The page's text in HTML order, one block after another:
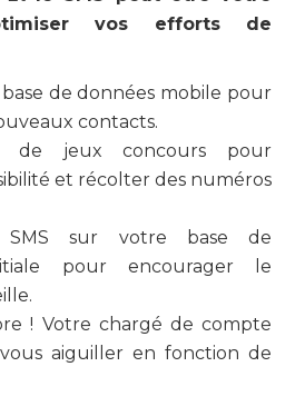
vos efforts de
de données mobile pour
contacts.
de jeux concours pour
et récolter des numéros
SMS sur votre base de
pour encourager le
! Votre chargé de compte
aiguiller en fonction de